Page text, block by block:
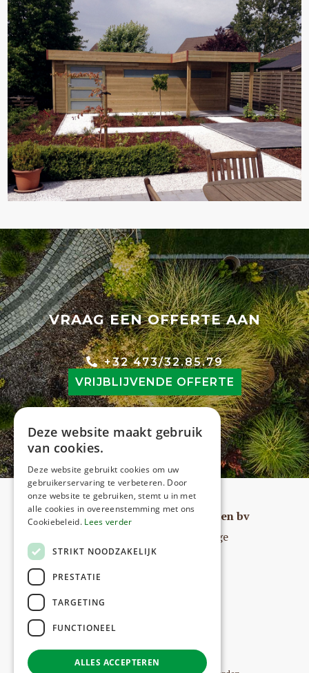
VRAAG EEN OFFERTE AAN
+32 473/32.85.79
VRIJBLIJVENDE OFFERTE
MSTE Tuin Bos en Grondwerken bv
Kerkstraat 78, 9940 Sleidinge
Tel:+32 473/32.85.79
RPR Gent Afdeling Gent
Deze website maakt gebruik
van cookies.
Deze website gebruikt cookies om uw
gebruikerservaring te verbeteren. Door
onze website te gebruiken, stemt u in met
alle cookies in overeenstemming met ons
Cookiebeleid. Lees verder
STRIKT NOODZAKELIJK
PRESTATIE
TARGETING
FUNCTIONEEL
ALLES ACCEPTEREN